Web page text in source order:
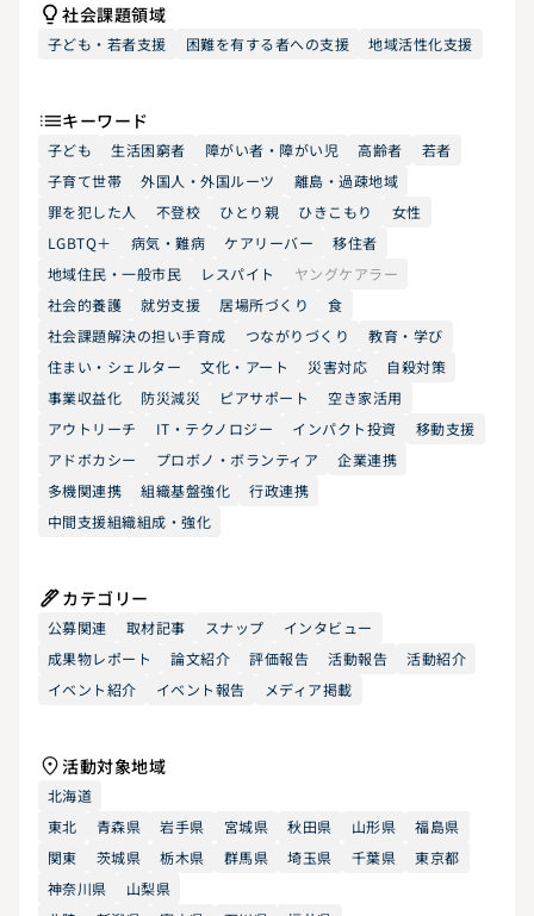
社会課題領域
子ども・若者支援 困難を有する者への支援 地域活性化支援
キーワード
子ども 生活困窮者 障がい者・障がい児 高齢者
若者
子育て世帯
外国人・外国ルーツ
離島・過疎地域
罪を犯した人
不登校 ひとり親 ひきこもり
女性
LGBTQ＋
病気・難病 ケアリーバー
移住者
地域住民・一般市民
レスパイト
ヤングケアラー
社会的養護
就労支援 居場所づくり
食
社会課題解決の担い手育成
つながりづくり
教育・学び
住まい・シェルター
文化・アート 災害対応
自殺対策
事業収益化
防災減災 ピアサポート
空き家活用
アウトリーチ
IT・テクノロジー インパクト投資
移動支援
アドボカシー
プロボノ・ボランティア
企業連携
多機関連携
組織基盤強化
行政連携
中間支援組織組成・強化
カテゴリー
公募関連 取材記事 スナップ
インタビュー
成果物レポート
論文紹介 評価報告 活動報告
活動紹介
イベント紹介
イベント報告 メディア掲載
活動対象地域
北海道
東北
青森県 岩手県 宮城県 秋田県 山形県
福島県
関東
茨城県 栃木県 群馬県 埼玉県 千葉県
東京都
神奈川県
山梨県